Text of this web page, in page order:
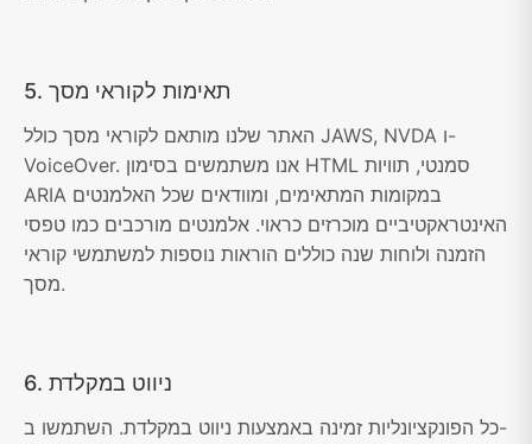
5. תאימות לקוראי מסך
האתר שלנו מותאם לקוראי מסך כולל JAWS, NVDA ו-
VoiceOver. אנו משתמשים בסימון HTML סמנטי, תוויות
ARIA במקומות המתאימים, ומוודאים שכל האלמנטים
האינטראקטיביים מוכרזים כראוי. אלמנטים מורכבים כמו טפסי
הזמנה ולוחות שנה כוללים הוראות נוספות למשתמשי קוראי
מסך.
6. ניווט במקלדת
כל הפונקציונליות זמינה באמצעות ניווט במקלדת. השתמשו ב-